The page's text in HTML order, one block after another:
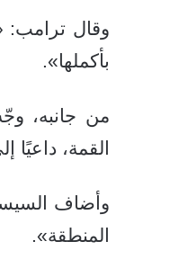
وقال ترامب:
بأكملها».
من جانبه،
القمة،
وأضاف
المنطقة».